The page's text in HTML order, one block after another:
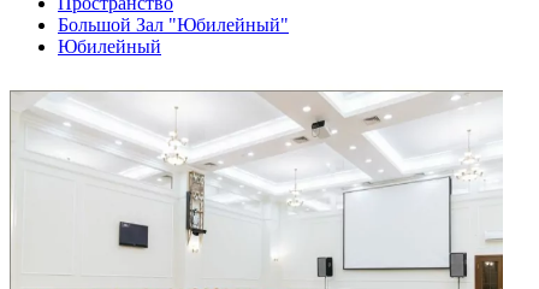
Большой Зал "Юбилейный"
Юбилейный